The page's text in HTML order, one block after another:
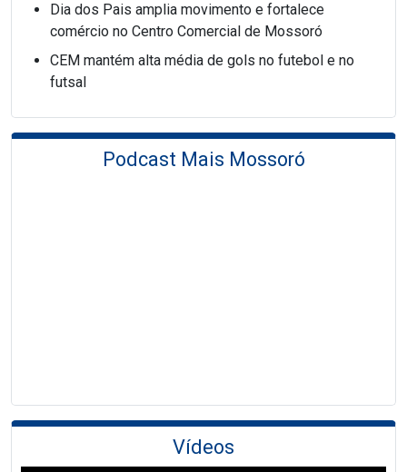
Dia dos Pais amplia movimento e fortalece
comércio no Centro Comercial de Mossoró
CEM mantém alta média de gols no futebol e no
futsal
Podcast Mais Mossoró
Vídeos